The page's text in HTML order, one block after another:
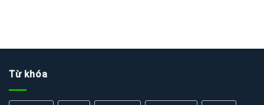
Từ khóa